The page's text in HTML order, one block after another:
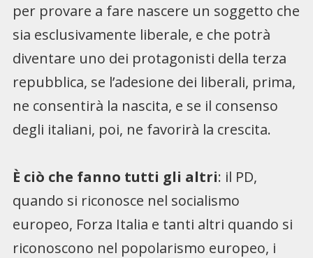
per provare a fare nascere un soggetto che
sia esclusivamente liberale, e che potrà
diventare uno dei protagonisti della terza
repubblica, se l’adesione dei liberali, prima,
ne consentirà la nascita, e se il consenso
degli italiani, poi, ne favorirà la crescita.
È ciò che fanno tutti gli altri: il PD,
quando si riconosce nel socialismo
europeo, Forza Italia e tanti altri quando si
riconoscono nel popolarismo europeo, i